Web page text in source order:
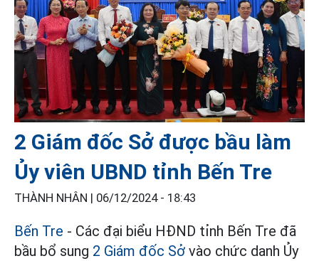
2 Giám đốc Sở được bầu làm
Ủy viên UBND tỉnh Bến Tre
THÀNH NHÂN | 06/12/2024 - 18:43
Bến Tre - Các đại biểu HĐND tỉnh Bến Tre đã
bầu bổ sung 2 Giám đốc Sở vào chức danh Ủy